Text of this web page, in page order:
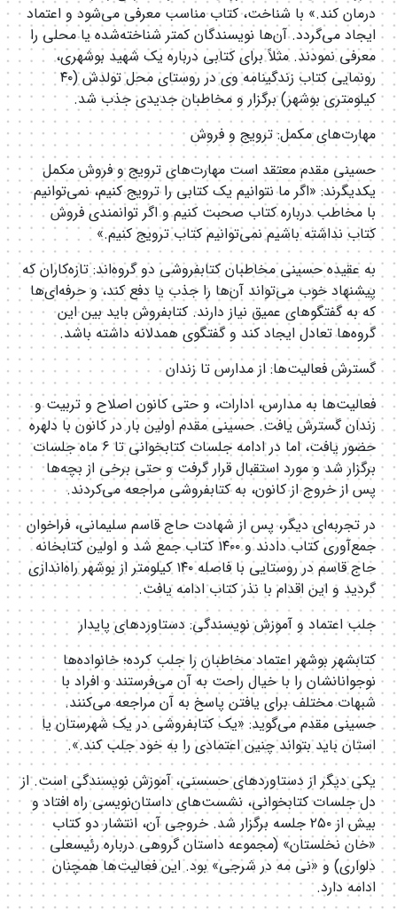
درمان کند.» با شناخت، کتاب مناسب معرفی می‌شود و اعتماد
ایجاد می‌گردد. آن‌ها نویسندگان کمتر شناخته‌شده یا محلی را
معرفی نمودند. مثلاً برای کتابی درباره یک شهید بوشهری،
رونمایی کتاب زندگینامه وی در روستای محل تولدش (۴۰
کیلومتری بوشهر) برگزار و مخاطبان جدیدی جذب شد.
مهارت‌های مکمل: ترویج و فروش
حسینی مقدم معتقد است مهارت‌های ترویج و فروش مکمل
یکدیگرند: «اگر ما نتوانیم یک کتابی را ترویج کنیم، نمی‌توانیم
با مخاطب درباره کتاب صحبت کنیم و اگر توانمندی فروش
کتاب نداشته باشیم نمی‌توانیم کتاب ترویج کنیم.»
به عقیده حسینی مخاطبان کتابفروشی دو گروه‌اند: تازه‌کاران که
پیشنهاد خوب می‌تواند آن‌ها را جذب یا دفع کند، و حرفه‌ای‌ها
که به گفتگوهای عمیق نیاز دارند. کتابفروش باید بین این
گروه‌ها تعادل ایجاد کند و گفتگوی همدلانه داشته باشد.
گسترش فعالیت‌ها: از مدارس تا زندان
فعالیت‌ها به مدارس، ادارات، و حتی کانون اصلاح و تربیت و
زندان گسترش یافت. حسینی مقدم اولین بار در کانون با دلهره
حضور یافت، اما در ادامه جلسات کتابخوانی تا ۶ ماه جلسات
برگزار شد و مورد استقبال قرار گرفت و حتی برخی از بچه‌ها
پس از خروج از کانون، به کتابفروشی مراجعه می‌کردند.
در تجربه‌ای دیگر، پس از شهادت حاج قاسم سلیمانی، فراخوان
جمع‌آوری کتاب دادند و ۱۴۰۰ کتاب جمع شد و اولین کتابخانه
حاج قاسم در روستایی با فاصله ۱۴۰ کیلومتر از بوشهر راه‌اندازی
گردید و این اقدام با نذر کتاب ادامه یافت.
جلب اعتماد و آموزش نویسندگی: دستاوردهای پایدار
کتابشهر بوشهر اعتماد مخاطبان را جلب کرده؛ خانواده‌ها
نوجوانانشان را با خیال راحت به آن می‌فرستند و افراد با
شبهات مختلف برای یافتن پاسخ به آن مراجعه می‌کنند.
حسینی مقدم می‌گوید: «یک کتابفروشی در یک شهرستان یا
استان باید بتواند چنین اعتمادی را به خود جلب کند.».
یکی دیگر از دستاوردهای حسسنی، آموزش نویسندگی است. از
دل جلسات کتابخوانی، نشست‌های داستان‌نویسی راه افتاد و
بیش از ۲۵۰ جلسه برگزار شد. خروجی آن، انتشار دو کتاب
«خان نخلستان» (مجموعه داستان گروهی درباره رئیسعلی
دلواری) و «نی مه در شرجی» بود. این فعالیت‌ها همچنان
ادامه دارد.